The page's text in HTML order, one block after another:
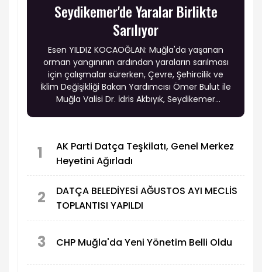
Seydikemer'de Yaralar Birlikte
Sarılıyor
Esen YILDIZ KOCAOĞLAN: Muğla'da yaşanan
orman yangınının ardından yaraların sarılması
için çalışmalar sürerken, Çevre, Şehircilik ve
İklim Değişikliği Bakan Yardımcısı Ömer Bulut ile
Muğla Valisi Dr. İdris Akbıyık, Seydikemer
1
AK Parti Datça Teşkilatı, Genel Merkez
Heyetini Ağırladı
2
DATÇA BELEDİYESİ AĞUSTOS AYI MECLİS
TOPLANTISI YAPILDI
3 CHP Muğla'da Yeni Yönetim Belli Oldu